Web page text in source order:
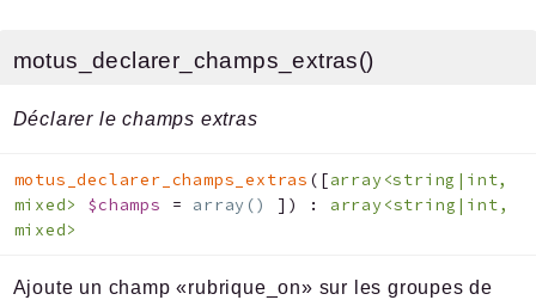
Documentation générée le 21 06 2025 à 08h15
motus_declarer_champs_extras()
Déclarer le champs extras
motus_declarer_champs_extras ( [array<string|int,
mixed> $champs = array() ] ) : array<string|int,
mixed>
Ajoute un champ «rubrique_on» sur les groupes de